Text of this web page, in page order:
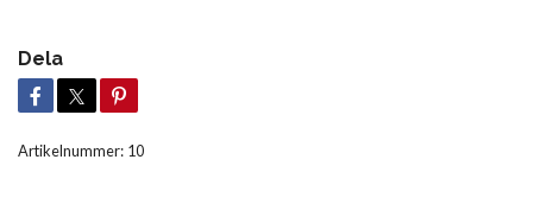
Dela
Artikelnummer: 10